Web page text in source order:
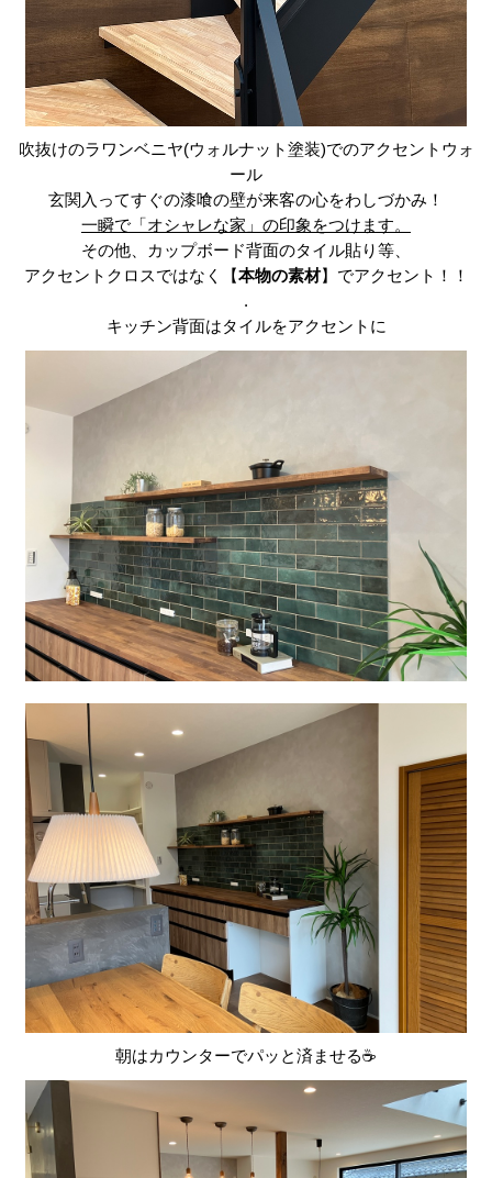
吹抜けのラワンベニヤ(ウォルナット塗装)でのアクセントウォ
ール
玄関入ってすぐの漆喰の壁が来客の心をわしづかみ！
一瞬で「オシャレな家」の印象をつけます。
その他、カップボード背面のタイル貼り等、
アクセントクロスではなく【本物の素材】でアクセント！！
.
キッチン背面はタイルをアクセントに
朝はカウンターでパッと済ませる☕